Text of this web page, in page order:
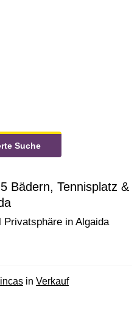
Suche
Bädern, Tennisplatz &
in Algaida
in Verkauf